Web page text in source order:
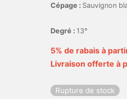
Cépage : Sauvignon
Degré : 13°
5% de rabais à
Livraison offerte à
Rupture de stock